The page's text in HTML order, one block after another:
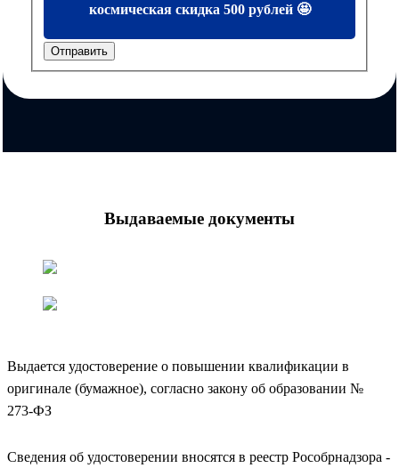
космическая скидка 500 рублей 🤩
Отправить
Выдаваемые документы
Выдается удостоверение о повышении квалификации в
оригинале (бумажное), согласно закону об образовании №
273-ФЗ
Сведения об удостоверении вносятся в реестр Рособрнадзора -